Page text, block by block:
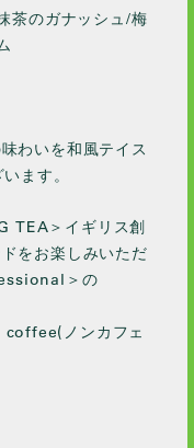
茶のガナッシュ/梅
わいを和風テイス
ます。
TEA＞イギリス創
をお楽しみいただ
＞の
ノンカフェ